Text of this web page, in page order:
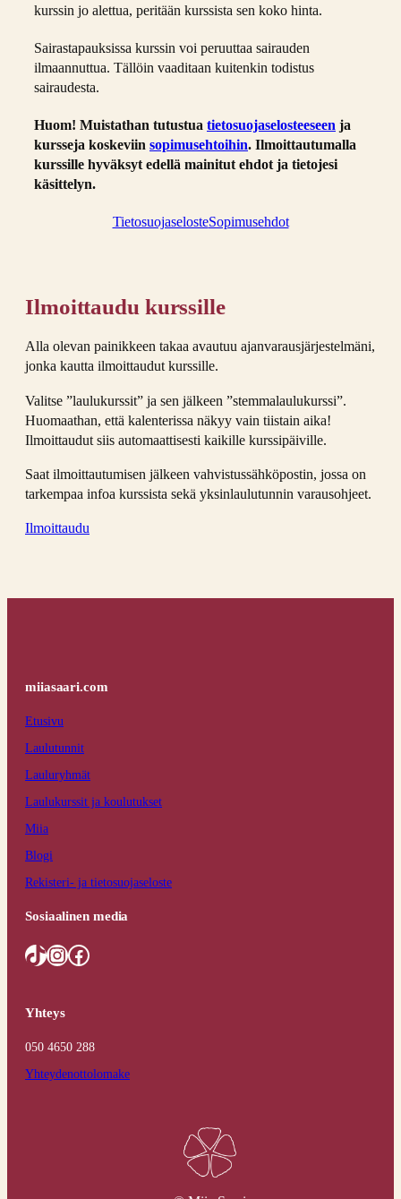
kurssin jo alettua, peritään kurssista sen koko hinta.
Sairastapauksissa kurssin voi peruuttaa sairauden
ilmaannuttua. Tällöin vaaditaan kuitenkin todistus
sairaudesta.
Huom! Muistathan tutustua tietosuojaselosteeseen ja
kursseja koskeviin sopimusehtoihin. Ilmoittautumalla
kurssille hyväksyt edellä mainitut ehdot ja tietojesi
käsittelyn.
TietosuojaselosteSopimusehdot
Ilmoittaudu kurssille
Alla olevan painikkeen takaa avautuu ajanvarausjärjestelmäni,
jonka kautta ilmoittaudut kurssille.
Valitse ”laulukurssit” ja sen jälkeen ”stemmalaulukurssi”.
Huomaathan, että kalenterissa näkyy vain tiistain aika!
Ilmoittaudut siis automaattisesti kaikille kurssipäiville.
Saat ilmoittautumisen jälkeen vahvistussähköpostin, jossa on
tarkempaa infoa kurssista sekä yksinlaulutunnin varausohjeet.
Ilmoittaudu
miiasaari.com
Etusivu
Laulutunnit
Lauluryhmät
Laulukurssit ja koulutukset
Miia
Blogi
Rekisteri- ja tietosuojaseloste
Sosiaalinen media
TikTok InstagramFacebook
Yhteys
050 4650 288
Yhteydenottolomake